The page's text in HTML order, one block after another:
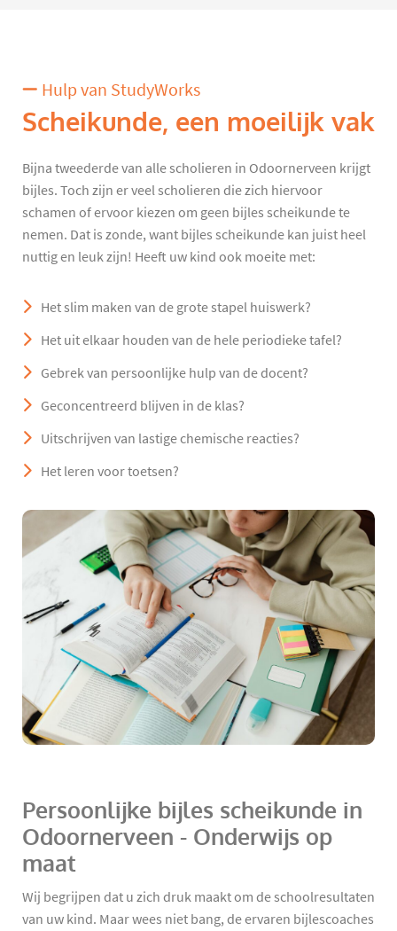
Hulp van StudyWorks
Scheikunde, een moeilijk vak
Bijna tweederde van alle scholieren in Odoornerveen krijgt
bijles. Toch zijn er veel scholieren die zich hiervoor
schamen of ervoor kiezen om geen bijles scheikunde te
nemen. Dat is zonde, want bijles scheikunde kan juist heel
nuttig en leuk zijn! Heeft uw kind ook moeite met:
Het slim maken van de grote stapel huiswerk?
Het uit elkaar houden van de hele periodieke tafel?
Gebrek van persoonlijke hulp van de docent?
Geconcentreerd blijven in de klas?
Uitschrijven van lastige chemische reacties?
Het leren voor toetsen?
Persoonlijke bijles scheikunde in
Odoornerveen - Onderwijs op
maat
Wij begrijpen dat u zich druk maakt om de schoolresultaten
van uw kind. Maar wees niet bang, de ervaren bijlescoaches